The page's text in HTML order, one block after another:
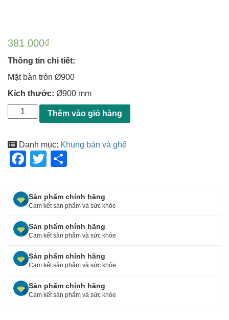
381.000₫
Thông tin chi tiết:
Mặt bàn tròn Ø900
Kích thước: Ø900 mm
Thêm vào giỏ hàng
Danh mục: Khung bàn và ghế
F
c
e
b
o
o
k
T
tt
er
ar
e
Sản phẩm chính hãng
Cam kết sản phẩm và sức khỏe
Sản phẩm chính hãng
Cam kết sản phẩm và sức khỏe
Sản phẩm chính hãng
Cam kết sản phẩm và sức khỏe
Sản phẩm chính hãng
Cam kết sản phẩm và sức khỏe